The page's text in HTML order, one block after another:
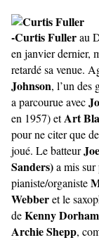
-Curtis Fullerau
en janvier dernier,
retardé sa venue.
Johnson, l’un des
a parcourue avec
en 1957) etArt
pour ne citer que
joué. Le batteur
Sanders)a mis
pianiste/organiste
Webberet le
deKenny Dorham
Archie Shepp,